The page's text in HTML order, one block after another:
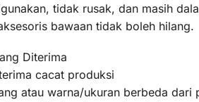
tidak rusak, dan masih
bawaan tidak boleh hilang.
Diterima
cacat produksi
atau warna/ukuran berbeda dari